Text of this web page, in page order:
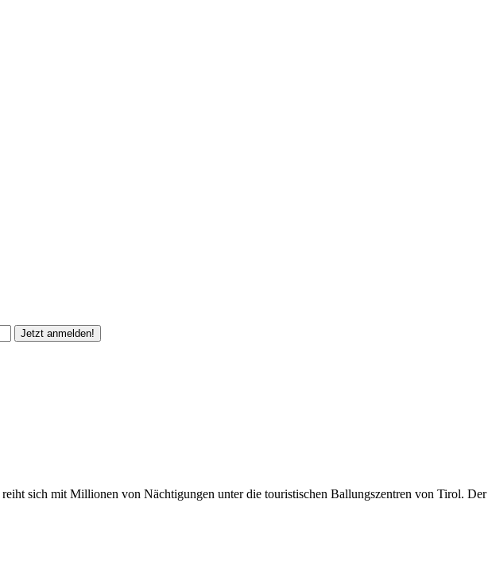
sich mit Millionen von Nächtigungen unter die touristischen Ballungszentren von Tirol. Der